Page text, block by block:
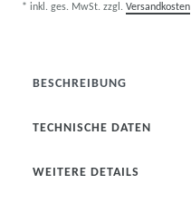
* inkl. ges. MwSt. zzgl. Versandkosten
BESCHREIBUNG
TECHNISCHE DATEN
WEITERE DETAILS